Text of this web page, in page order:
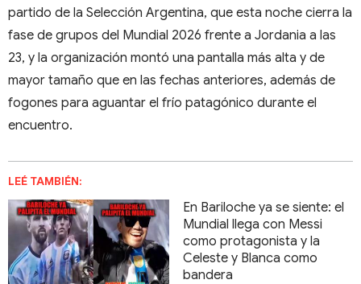
partido de la Selección Argentina, que esta noche cierra la
fase de grupos del Mundial 2026 frente a Jordania a las
23, y la organización montó una pantalla más alta y de
mayor tamaño que en las fechas anteriores, además de
fogones para aguantar el frío patagónico durante el
encuentro.
LEÉ TAMBIÉN:
​​​​​​​En Bariloche ya se siente: el
Mundial llega con Messi
como protagonista y la
Celeste y Blanca como
bandera